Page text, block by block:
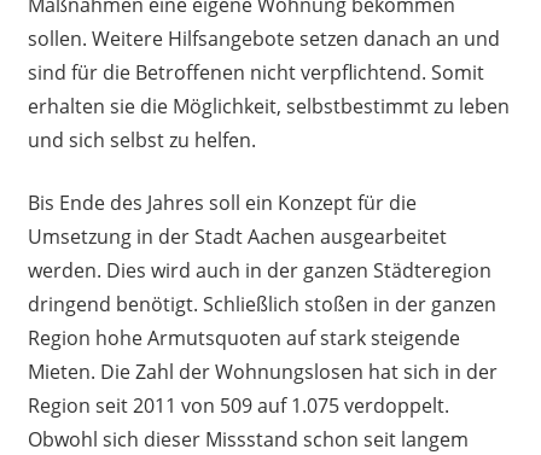
sollen. Weitere Hilfsangebote setzen danach an und
sind für die Betroffenen nicht verpflichtend. Somit
erhalten sie die Möglichkeit, selbstbestimmt zu leben
und sich selbst zu helfen.
Bis Ende des Jahres soll ein Konzept für die
Umsetzung in der Stadt Aachen ausgearbeitet
werden. Dies wird auch in der ganzen Städteregion
dringend benötigt. Schließlich stoßen in der ganzen
Region hohe Armutsquoten auf stark steigende
Mieten. Die Zahl der Wohnungslosen hat sich in der
Region seit 2011 von 509 auf 1.075 verdoppelt.
Obwohl sich dieser Missstand schon seit langem